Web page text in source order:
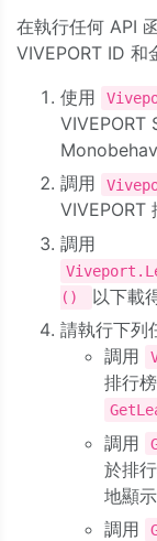
在執行任何 API
VIVEPORT ID 和
使用
VIVEPORT
調用
VIVEPORT
調用
()
以下載
請執行下列
調用
排行
調用
於排
地顯示
調用